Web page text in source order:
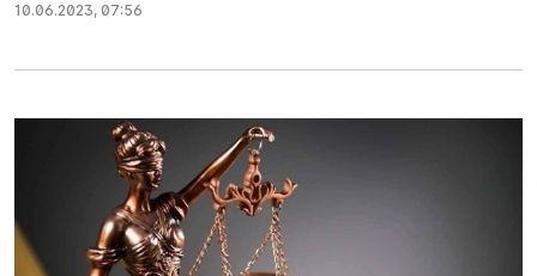
10.06.2023, 07:56